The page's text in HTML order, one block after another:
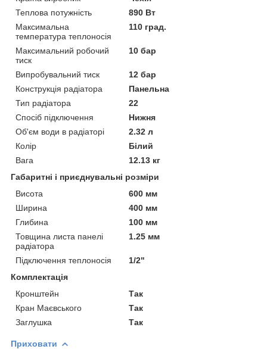
Теплова потужність
890 Вт
Максимальна
температура теплоносія
110 град.
Максимальний робочий
тиск
10 бар
Випробувальний тиск
12 бар
Конструкція радіатора
Панельна
Тип радіатора
22
Спосіб підключення
Нижня
Об'єм води в радіаторі
2.32 л
Колір
Білий
Вага
12.13 кг
Габаритні і приєднувальні розміри
Висота
600 мм
Ширина
400 мм
Глибина
100 мм
Товщина листа панелі
радіатора
1.25 мм
Підключення теплоносія
1/2"
Комплектація
Кронштейн
Так
Кран Маєвського
Так
Заглушка
Так
Приховати